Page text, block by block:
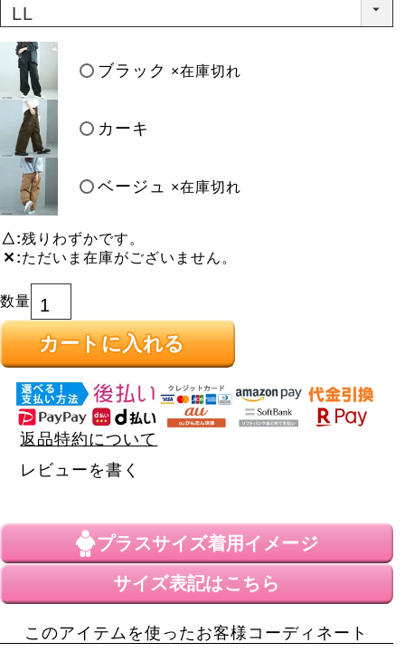
ブラック ×在庫切れ
カーキ
ベージュ ×在庫切れ
△ 残りわずかです。
✕ ただいま在庫がございません。
カートに入れる
返品特約について
レビューを書く
プラスサイズ着用イメージ
サイズ表記はこちら
このアイテムを使ったお客様コーディネート